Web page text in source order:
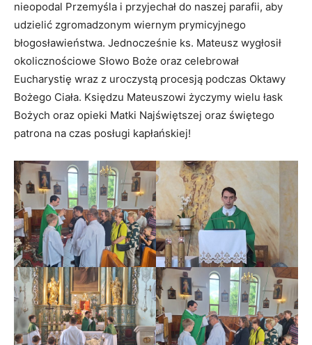
nieopodal Przemyśla i przyjechał do naszej parafii, aby
udzielić zgromadzonym wiernym prymicyjnego
błogosławieństwa. Jednocześnie ks. Mateusz wygłosił
okolicznościowe Słowo Boże oraz celebrował
Eucharystię wraz z uroczystą procesją podczas Oktawy
Bożego Ciała. Księdzu Mateuszowi życzymy wielu łask
Bożych oraz opieki Matki Najświętszej oraz świętego
patrona na czas posługi kapłańskiej!